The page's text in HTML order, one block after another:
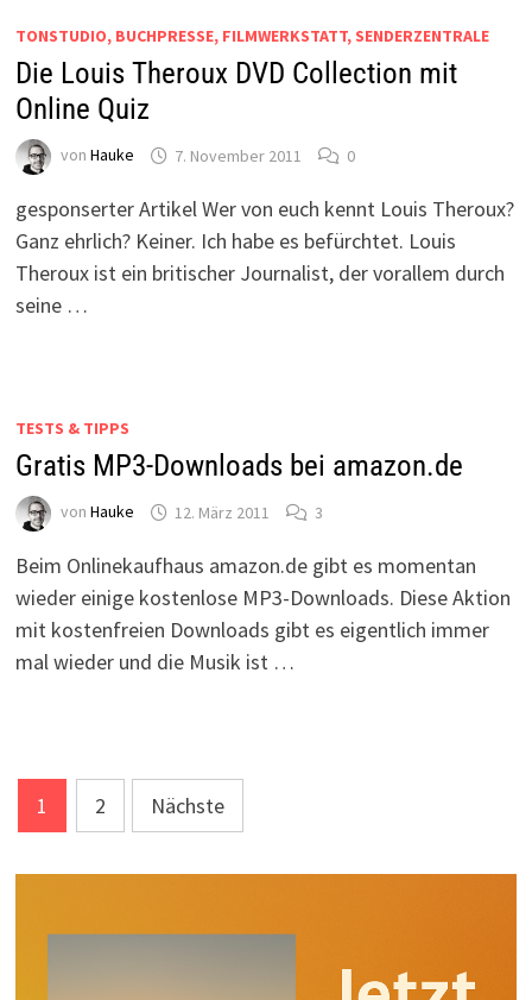
TONSTUDIO, BUCHPRESSE, FILMWERKSTATT, SENDERZENTRALE
Die Louis Theroux DVD Collection mit
Online Quiz
von Hauke 7. November 2011 0
gesponserter Artikel Wer von euch kennt Louis Theroux?
Ganz ehrlich? Keiner. Ich habe es befürchtet. Louis
Theroux ist ein britischer Journalist, der vorallem durch
seine …
TESTS & TIPPS
Gratis MP3-Downloads bei amazon.de
von Hauke 12. März 2011 3
Beim Onlinekaufhaus amazon.de gibt es momentan
wieder einige kostenlose MP3-Downloads. Diese Aktion
mit kostenfreien Downloads gibt es eigentlich immer
mal wieder und die Musik ist …
Seitennummerierung
der
1 2 Nächste